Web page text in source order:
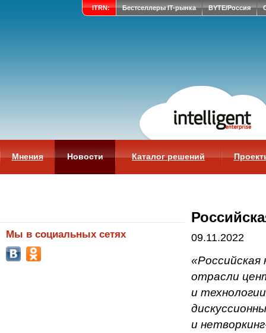
ITRN: Бестселлеры IT-рынка BYTE/Россия
Мнения Новости Каталог решений
Мы в социальных сетях 09.11.2022
отрасли
и
и